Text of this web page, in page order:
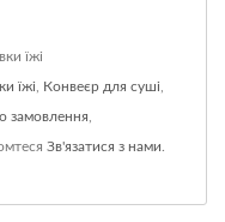
їжі
їжі, Конвеєр для суші,
замовлення,
Зв'язатися з нами.